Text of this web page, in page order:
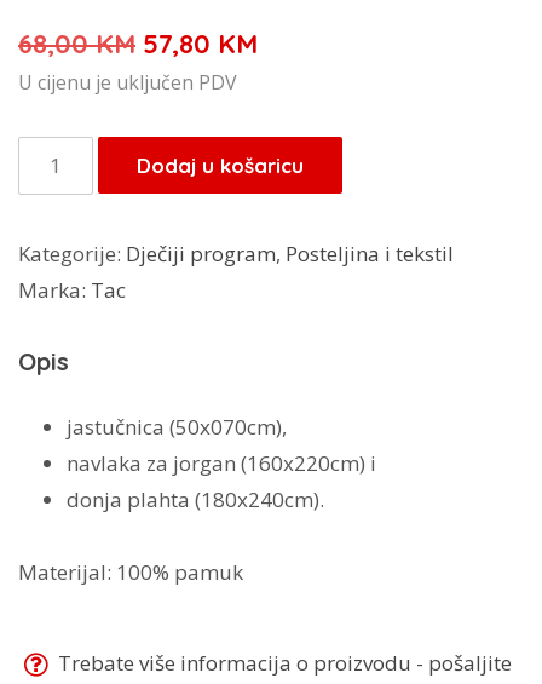
68,00KM Izvorna
cijena
je:
68,00 KM.
57,80 KM
57,80 KM.
U cijenu je uključen PDV
TAC
posteljina
količina
Dodaj u košaricu
Kategorije: Dječiji program, Posteljina i tekstil
Marka: Tac
Opis
jastučnica (50x070cm),
navlaka za jorgan (160x220cm) i
donja plahta (180x240cm).
Materijal: 100% pamuk
Trebate više informacija o proizvodu - pošaljite